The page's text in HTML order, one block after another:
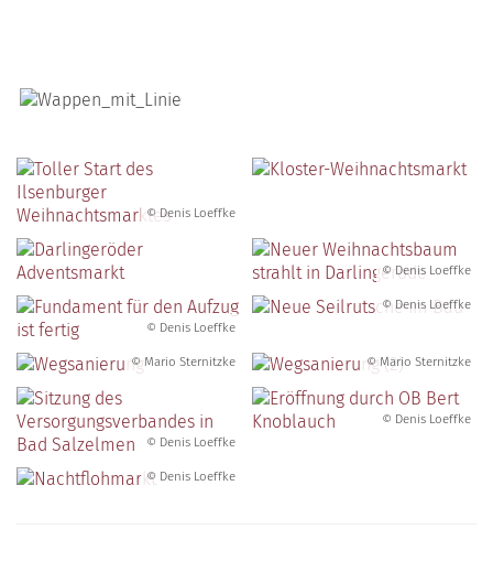
© Denis Loeffke
© Denis Loeffke
© Denis Loeffke
© Denis Loeffke
© Mario Sternitzke © Mario Sternitzke
© Denis Loeffke
© Denis Loeffke
© Denis Loeffke